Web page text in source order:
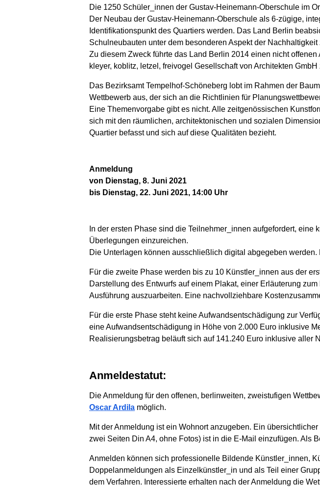
Die 1250 Schüler_innen der Gustav-Heinemann-Oberschule im
Der Neubau der Gustav-Heinemann-Oberschule als 6-zügige,
Identifikationspunkt des Quartiers werden. Das Land Berlin
Schulneubauten unter dem besonderen Aspekt der Nachhaltigkeit
Zu diesem Zweck führte das Land Berlin 2014 einen nicht
kleyer, koblitz, letzel, freivogel Gesellschaft von Architekten
Das Bezirksamt Tempelhof-Schöneberg lobt im Rahmen der
Wettbewerb aus, der sich an die Richtlinien für
Eine Themenvorgabe gibt es nicht. Alle zeitgenössischen
sich mit den räumlichen, architektonischen und sozialen
Quartier befasst und sich auf diese Qualitäten bezieht.
Anmeldung
von Dienstag, 8. Juni 2021
bis Dienstag, 22. Juni 2021, 14:00 Uhr
In der ersten Phase sind die Teilnehmer_innen aufgefordert,
Überlegungen einzureichen.
Die Unterlagen können ausschließlich digital abgegeben
Für die zweite Phase werden bis zu 10 Künstler_innen aus der
Darstellung des Entwurfs auf einem Plakat, einer Erläuterung
Ausführung auszuarbeiten. Eine nachvollziehbare
Für die erste Phase steht keine Aufwandsentschädigung zur
eine Aufwandsentschädigung in Höhe von 2.000 Euro inklusive
Realisierungsbetrag beläuft sich auf 141.240 Euro inklusive aller
Anmeldestatut:
Die Anmeldung für den offenen, berlinweiten, zweistufigen
Oscar Ardila möglich.
Mit der Anmeldung ist ein Wohnort anzugeben. Ein
zwei Seiten Din A4, ohne Fotos) ist in die E-Mail einzufügen. Als
Anmelden können sich professionelle Bildende Künstler_innen,
Doppelanmeldungen als Einzelkünstler_in und als Teil einer
dem Verfahren. Interessierte erhalten nach der Anmeldung die